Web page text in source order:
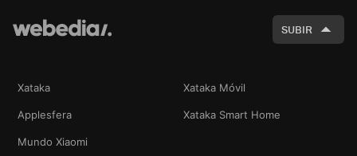
SUBIR
Xataka Xataka Móvil
Applesfera Xataka Smart Home
Mundo Xiaomi